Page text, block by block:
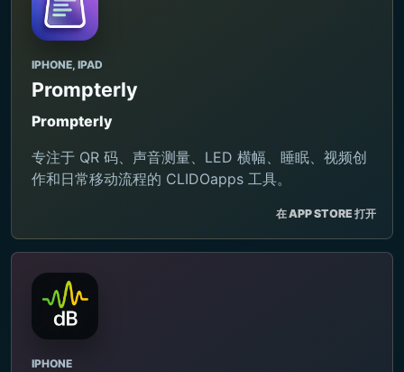
IPHONE, IPAD
Prompterly
Prompterly
专注于 QR 码、声音测量、LED 横幅、睡眠、视频创
作和日常移动流程的 CLIDOapps 工具。
在 APP STORE 打开
IPHONE